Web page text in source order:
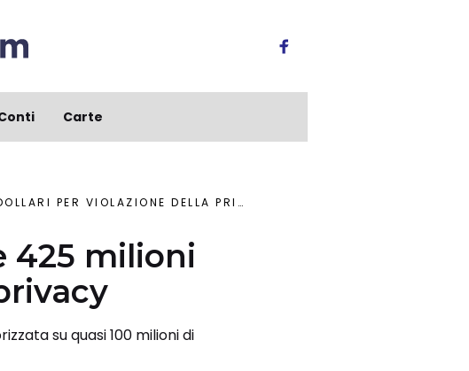
Carte
PER VIOLAZIONE DELLA PRIVACY
425 milioni
su quasi 100 milioni di